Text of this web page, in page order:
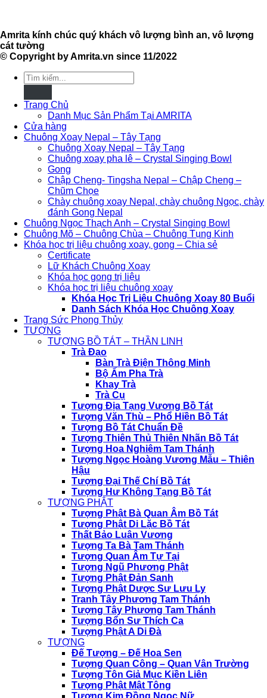
Amrita kính chúc quý khách vô lượng bình an, vô lượng
cát tường
© Copyright by Amrita.vn since 11/2022
Tìm
kiếm:
Trang Chủ
Danh Mục Sản Phẩm Tại AMRITA
Cửa hàng
Chuông Xoay Nepal – Tây Tạng
Chuông Xoay Nepal – Tây Tạng
Chuông xoay pha lê – Crystal Singing Bowl
Gong
Chập Cheng- Tingsha Nepal – Chập Cheng –
Chũm Chọe
Chày chuông xoay Nepal, chày chuông Ngọc, chày
đánh Gong Nepal
Chuông Ngọc Thạch Anh – Crystal Singing Bowl
Chuông Mõ – Chuông Chùa – Chuông Tụng Kinh
Khóa học trị liệu chuông xoay, gong – Chia sẻ
Certificate
Lữ Khách Chuông Xoay
Khóa học gong trị liệu
Khóa học trị liệu chuông xoay
Khóa Học Trị Liệu Chuông Xoay 80 Buổi
Danh Sách Khóa Học Chuông Xoay
Trang Sức Phong Thủy
TƯỢNG
TƯỢNG BỒ TÁT – THẦN LINH
Trà Đạo
Bàn Trà Điện Thông Minh
Bộ Ấm Pha Trà
Khay Trà
Trà Cụ
Tượng Địa Tạng Vương Bồ Tát
Tượng Văn Thù – Phổ Hiền Bồ Tát
Tượng Bồ Tát Chuẩn Đề
Tượng Thiên Thủ Thiên Nhãn Bồ Tát
Tượng Hoa Nghiêm Tam Thánh
Tượng Ngọc Hoàng Vương Mẫu – Thiên
Hậu
Tượng Đại Thế Chí Bồ Tát
Tượng Hư Không Tạng Bồ Tát
TƯỢNG PHẬT
Tượng Phật Bà Quan Âm Bồ Tát
Tượng Phật Di Lặc Bồ Tát
Thất Bảo Luân Vương
Tượng Ta Bà Tam Thánh
Tượng Quan Âm Tự Tại
Tượng Ngũ Phương Phật
Tượng Phật Đản Sanh
Tượng Phật Dược Sư Lưu Ly
Tranh Tây Phương Tam Thánh
Tượng Tây Phương Tam Thánh
Tượng Bổn Sư Thích Ca
Tượng Phật A Di Đà
TƯỢNG
Đế Tượng – Đế Hoa Sen
Tượng Quan Công – Quan Vân Trường
Tượng Tôn Giả Mục Kiền Liên
Tượng Phật Mật Tông